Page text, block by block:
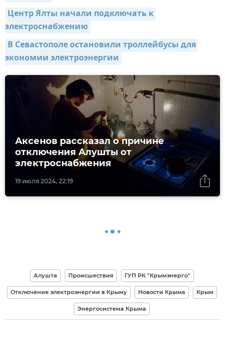
Центр Ялты начали подключать к
электроснабжению
В Севастополе остановили троллейбусы для
экономии электроэнергии
19 июля 2024, 22:19
Аксенов рассказал о причине
отключения Алушты от
электроснабжения
Алушта Происшествия ГУП РК "Крымэнерго"
Отключение электроэнергии в Крыму Новости Крыма Крым
Энергосистема Крыма